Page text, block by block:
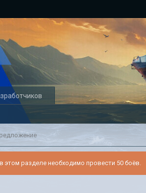
этом разделе необходимо провести 50 боёв.